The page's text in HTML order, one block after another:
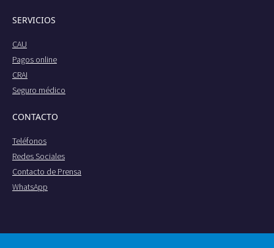
SERVICIOS
CAU
Pagos online
CRAI
Seguro médico
CONTACTO
Teléfonos
Redes Sociales
Contacto de Prensa
WhatsApp